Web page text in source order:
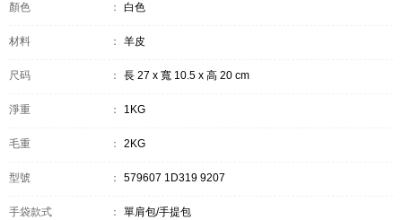
顏色 ： 白色
材料 ： 羊皮
尺码 ： 長 27 x 寬 10.5 x 高 20 cm
淨重 ： 1KG
毛重 ： 2KG
型號 ： 579607 1D319 9207
手袋款式 ： 單肩包/手提包